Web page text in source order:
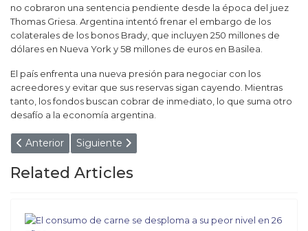
no cobraron una sentencia pendiente desde la época del juez
Thomas Griesa. Argentina intentó frenar el embargo de los
colaterales de los bonos Brady, que incluyen 250 millones de
dólares en Nueva York y 58 millones de euros en Basilea.
El país enfrenta una nueva presión para negociar con los
acreedores y evitar que sus reservas sigan cayendo. Mientras
tanto, los fondos buscan cobrar de inmediato, lo que suma otro
desafío a la economía argentina.
Artículo anterior: ¿Funcionarios "limpios"? San Luis los
Anterior Artículo siguiente: ¿Se cancela Gran Hermano
Siguiente
Related Articles